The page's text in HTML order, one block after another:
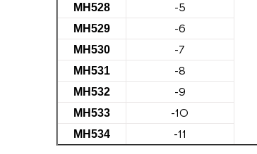
МН528 -5
МН529 -6
МН530 -7
МН531 -8
МН532 -9
МН533 -10
МН534 -11